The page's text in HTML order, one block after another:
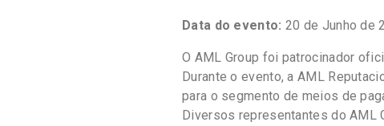
Data do evento: 20 de Junho de
O AML Group foi patrocinador
Durante o evento, a AML
para o segmento de meios de
Diversos representantes do AML